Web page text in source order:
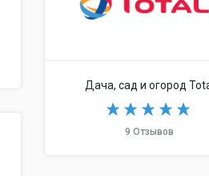
Дача, сад и огород
9 Отзывов